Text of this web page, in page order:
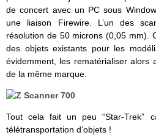
de concert avec un PC sous
une liaison Firewire. L’un des
résolution de 50 microns (0,05 mm).
des objets existants pour les
évidemment, les rematérialiser alors
de la même marque.
Tout cela fait un peu “Star-Trek”
télétransportation d’objets !